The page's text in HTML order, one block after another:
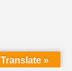
Translate »